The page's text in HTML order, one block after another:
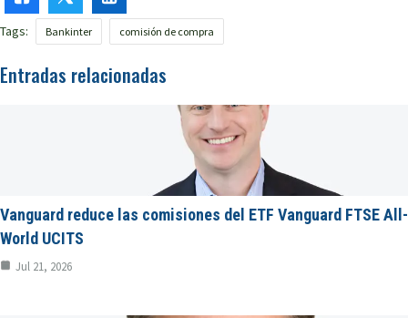
Tags: Bankinter comisión de compra
Entradas relacionadas
Vanguard reduce las comisiones del ETF Vanguard FTSE All-
World UCITS
Jul 21, 2026